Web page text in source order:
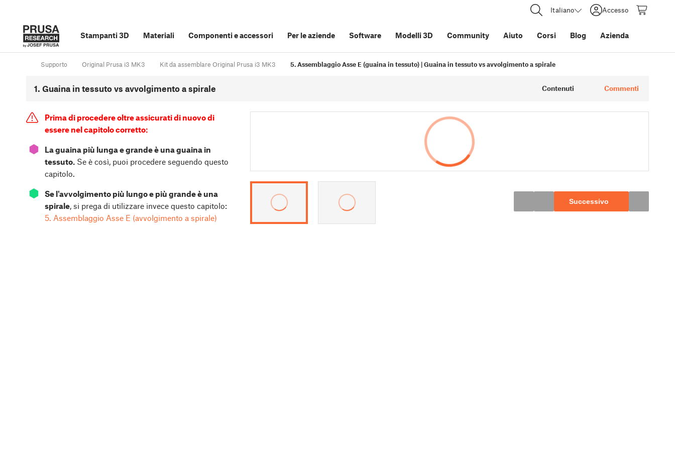
Italiano Accesso
Stampanti 3D Materiali Componenti e accessori Per le aziende Software Modelli 3D Community Aiuto Corsi Blog Azienda
Supporto Original Prusa i3 MK3 Kit da assemblare Original Prusa i3 MK3 5. Assemblaggio Asse E (guaina in tessuto) | Guaina in tessuto vs avvolgimento a spirale
1. Guaina in tessuto vs avvolgimento a spirale Contenuti Commenti
Prima di procedere oltre assicurati di nuovo di
essere nel capitolo corretto:
⬢
La guaina più lunga e grande è una guaina in
tessuto. Se è così, puoi procedere seguendo questo
capitolo.
⬢
Se l'avvolgimento più lungo e più grande è una
spirale, si prega di utilizzare invece questo capitolo:
5. Assemblaggio Asse E (avvolgimento a spirale)
Successivo